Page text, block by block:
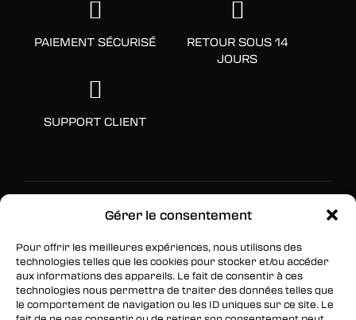
Gérer le consentement
Pour offrir les meilleures expériences, nous utilisons des
technologies telles que les cookies pour stocker et/ou accéder
aux informations des appareils. Le fait de consentir à ces
technologies nous permettra de traiter des données telles que
le comportement de navigation ou les ID uniques sur ce site. Le
PAIEMENT SÉCURISÉ
RETOUR SOUS 14
JOURS
SUPPORT CLIENT
SUIVEZ-NOUS
Facebook